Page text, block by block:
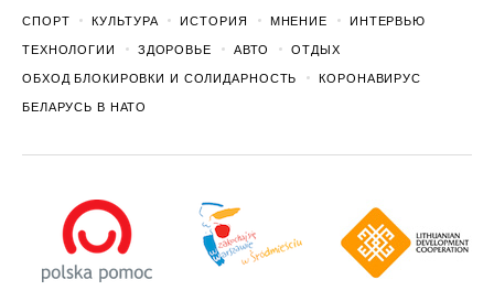
СПОРТ КУЛЬТУРА ИСТОРИЯ МНЕНИЕ ИНТЕРВЬЮ
ТЕХНОЛОГИИ ЗДОРОВЬЕ АВТО ОТДЫХ
ОБХОД БЛОКИРОВКИ И СОЛИДАРНОСТЬ КОРОНАВИРУС
БЕЛАРУСЬ В НАТО